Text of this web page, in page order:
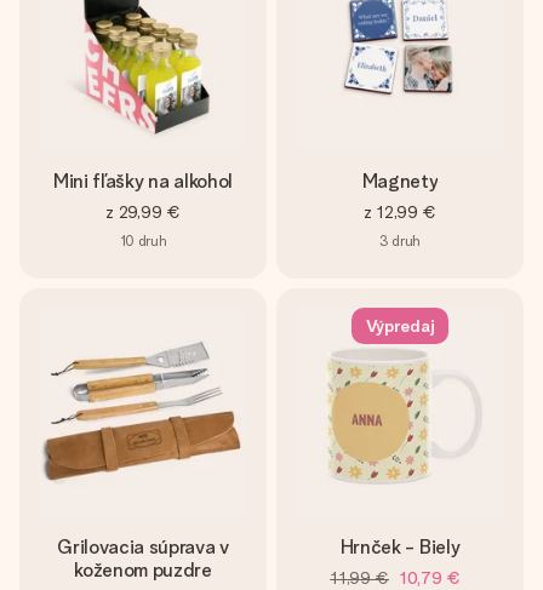
Mini fľašky na alkohol
z 29,99 €
10 druh
Magnety
z 12,99 €
3 druh
Grilovacia súprava v
koženom puzdre
Výpredaj
Hrnček - Biely
11,99 € 10,79 €